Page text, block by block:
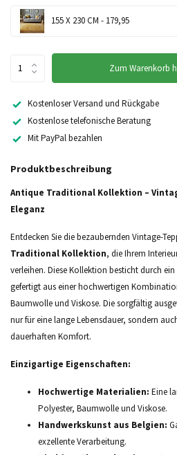
155 X 230 CM - 179,95
Zum Warenkorb
Kostenloser Versand und Rückgabe
Kostenlose telefonische Beratung
Mit PayPal bezahlen
Produktbeschreibung
Antique Traditional Kollektion –
Eleganz
Entdecken Sie die bezaubernden Vintage-
Traditional Kollektion, die Ihrem
verleihen. Diese Kollektion besticht durch
gefertigt aus einer hochwertigen
Baumwolle und Viskose. Die sorgfältig
nur für eine lange Lebensdauer, sondern
dauerhaften Komfort.
Einzigartige Eigenschaften:
Hochwertige Materialien: Eine
Polyester, Baumwolle und Viskose.
Handwerkskunst aus Belgien:
exzellente Verarbeitung.